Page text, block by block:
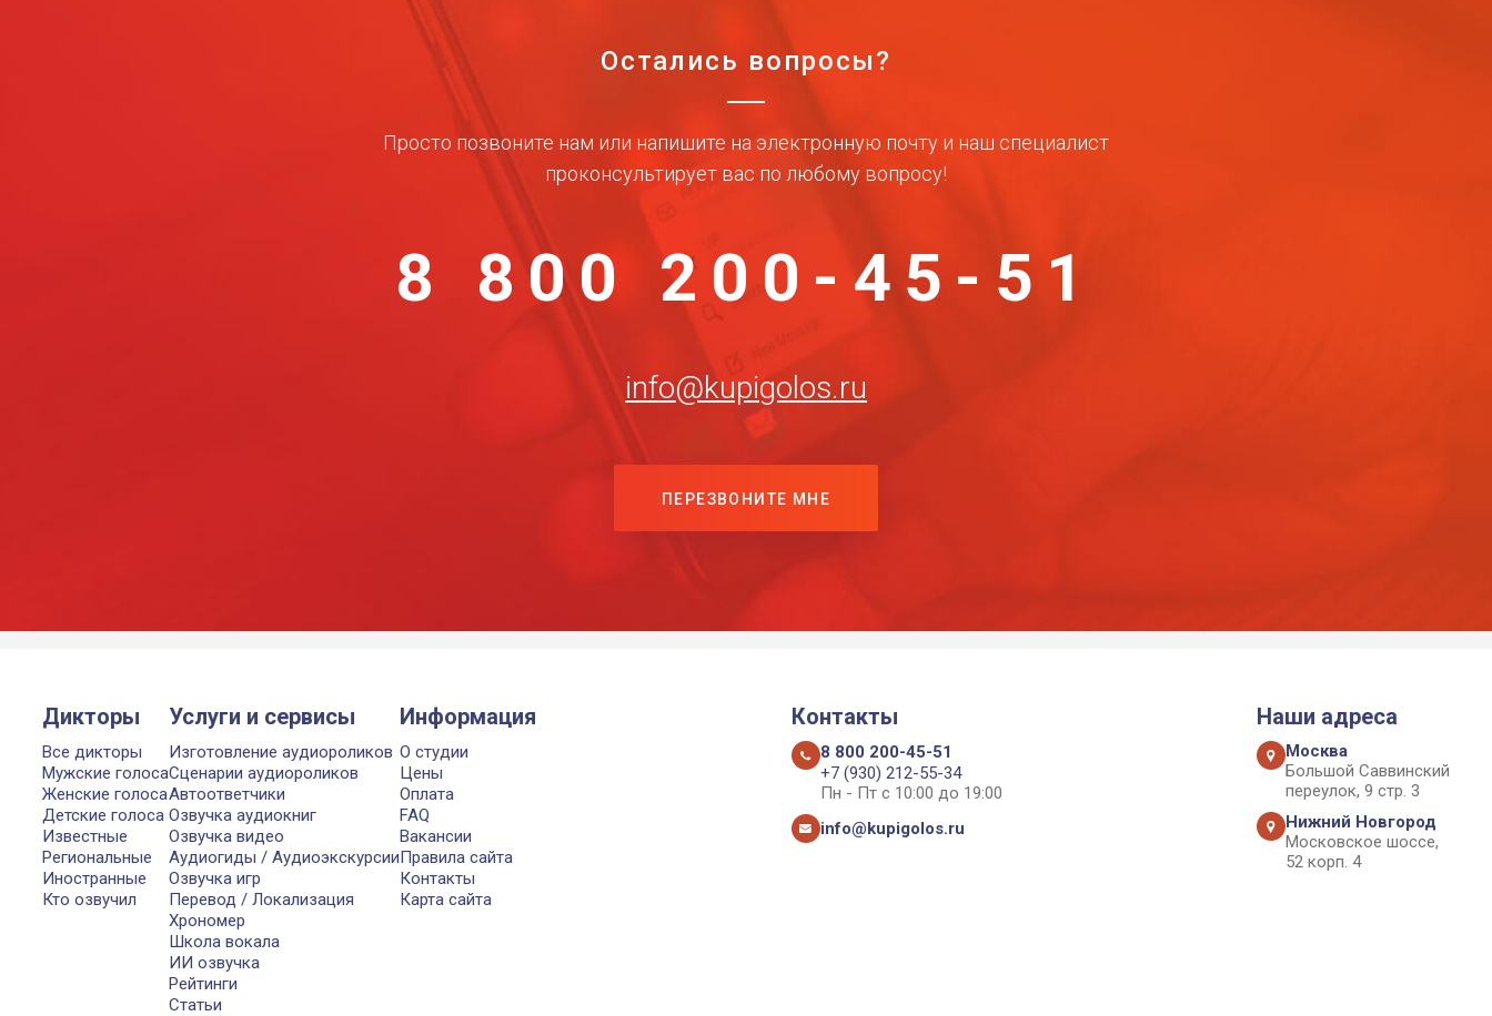
Остались вопросы?
Просто позвоните нам или напишите на электронную почту и наш специалист
проконсультирует вас по любому вопросу!
8 800 200-45-51
info@kupigolos.ru
ПЕРЕЗВОНИТЕ МНЕ
Дикторы
Все дикторы
Мужские голоса
Женские голоса
Детские голоса
Известные
Региональные
Иностранные
Кто озвучил
Услуги и сервисы
Изготовление аудиороликов
Сценарии аудиороликов
Автоответчики
Озвучка аудиокниг
Озвучка видео
Аудиогиды / Аудиоэкскурсии
Озвучка игр
Перевод / Локализация
Хрономер
Школа вокала
ИИ озвучка
Рейтинги
Статьи
Информация
О студии
Цены
Оплата
FAQ
Вакансии
Правила сайта
Контакты
Карта сайта
Контакты
8 800 200-45-51
+7 (930) 212-55-34
Пн - Пт с 10:00 до 19:00
info@kupigolos.ru
Наши адреса
Москва
Большой Саввинский
переулок, 9 стр. 3
Нижний Новгород
Московское шоссе,
52 корп. 4